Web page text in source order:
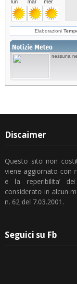
Discaimer
Questo sito non
viene aggiornato con
e la reperibilita’
considerato in alcun
n. 62 del 7.03.2001.
Seguici su Fb